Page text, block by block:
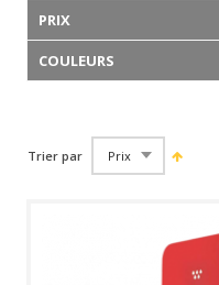
PRIX
COULEURS
Trier par